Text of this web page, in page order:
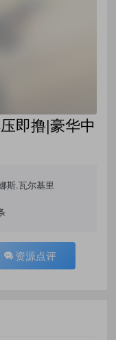
即撸|豪华中
斯.瓦尔基里
资源点评